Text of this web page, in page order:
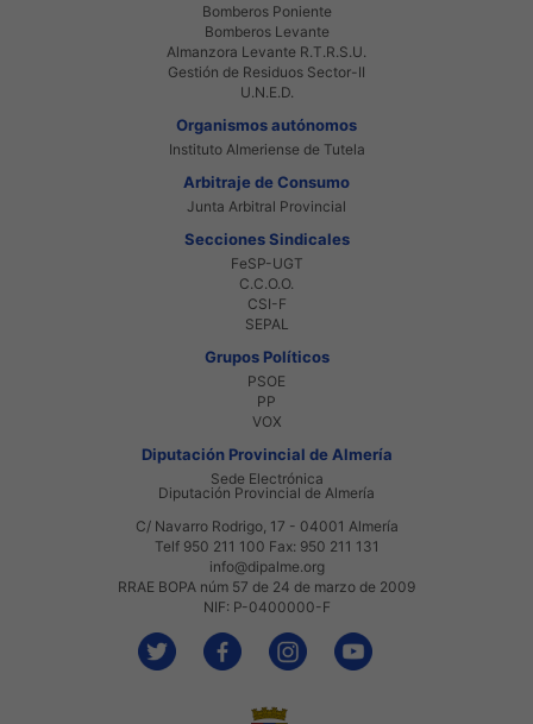
Bomberos Poniente
Bomberos Levante
Almanzora Levante R.T.R.S.U.
Gestión de Residuos Sector-II
U.N.E.D.
Organismos autónomos
Instituto Almeriense de Tutela
Arbitraje de Consumo
Junta Arbitral Provincial
Secciones Sindicales
FeSP-UGT
C.C.O.O.
CSI-F
SEPAL
Grupos Políticos
PSOE
PP
VOX
Diputación Provincial de Almería
Sede Electrónica
Diputación Provincial de Almería
C/ Navarro Rodrigo, 17 - 04001 Almería
Telf 950 211 100 Fax: 950 211 131
info@dipalme.org
RRAE BOPA núm 57 de 24 de marzo de 2009
NIF: P-0400000-F